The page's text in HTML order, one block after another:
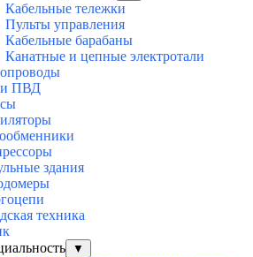
Кабельные тележки
Пульты управления
Кабельные барабаны
Канатные и цепные электротали
ПВД
здания
техника
▼